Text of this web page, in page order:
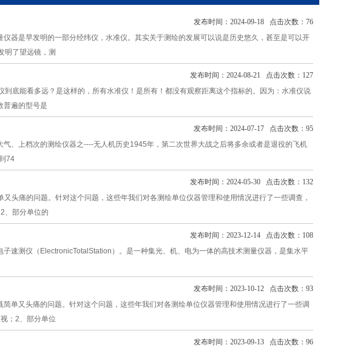
器是早发明的一部分经纬仪，水准仪。其实关于测绘的发展可以说是历史悠久，甚至是可以开
明了望远镜，测
发布时间：2024-09-18 点击次数：76
底能看多远？是这样的，所有水准仪！是所有！都没有观察距离这个指标的。因为：水准仪说
普遍的型号是
发布时间：2024-08-21 点击次数：127
、上档次的测绘仪器之----无人机历史1945年，第二次世界大战之后将多余或者是退役的飞机
74
发布时间：2024-07-17 点击次数：95
头痛的问题。针对这个问题，这些年我们对各测绘单位仪器管理和使用情况进行了一些调查，
、部分单位的
发布时间：2024-05-30 点击次数：132
速测仪（ElectronicTotalStation）。是一种集光、机、电为一体的高技术测量仪器，是集水平
发布时间：2023-12-14 点击次数：108
单又头痛的问题。针对这个问题，这些年我们对各测绘单位仪器管理和使用情况进行了一些调
；2、部分单位
发布时间：2023-10-12 点击次数：93
发布时间：2023-09-13 点击次数：96